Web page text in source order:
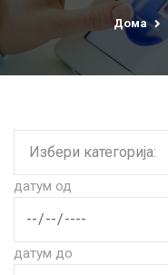
Дома
датум од
датум до